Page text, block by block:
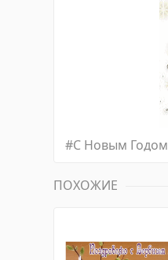
#С Новым Годом
ПОХОЖИЕ